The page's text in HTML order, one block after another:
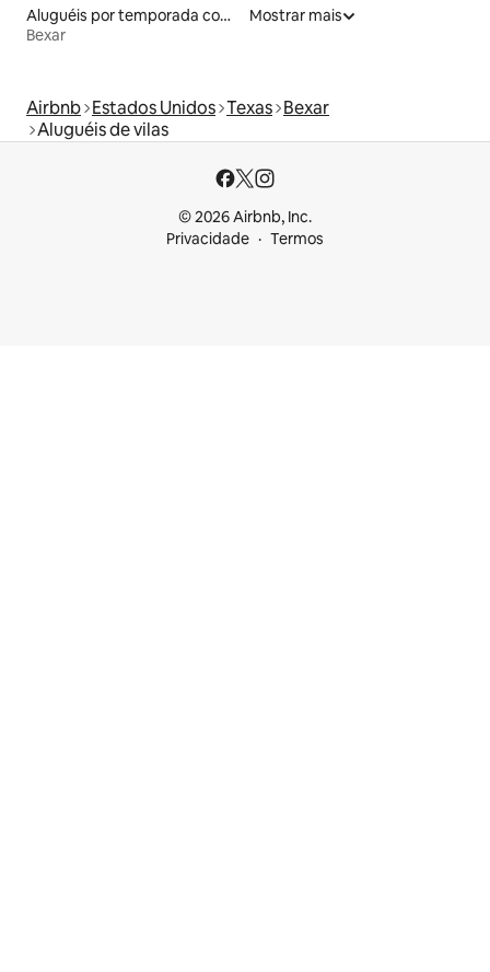
Aluguéis por temporada com café da manhã
Bexar
Mostrar mais
Airbnb Estados Unidos Texas Bexar
Aluguéis de vilas
© 2026 Airbnb, Inc.
Privacidade
Termos